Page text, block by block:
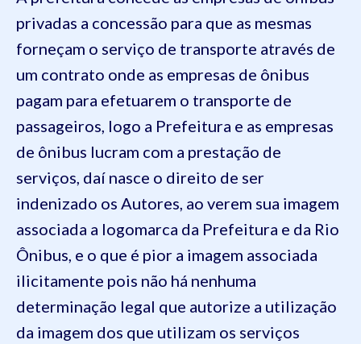
privadas a concessão para que as mesmas
forneçam o serviço de transporte através de
um contrato onde as empresas de ônibus
pagam para efetuarem o transporte de
passageiros, logo a Prefeitura e as empresas
de ônibus lucram com a prestação de
serviços, daí nasce o direito de ser
indenizado os Autores, ao verem sua imagem
associada a logomarca da Prefeitura e da Rio
Ônibus, e o que é pior a imagem associada
ilicitamente pois não há nenhuma
determinação legal que autorize a utilização
da imagem dos que utilizam os serviços